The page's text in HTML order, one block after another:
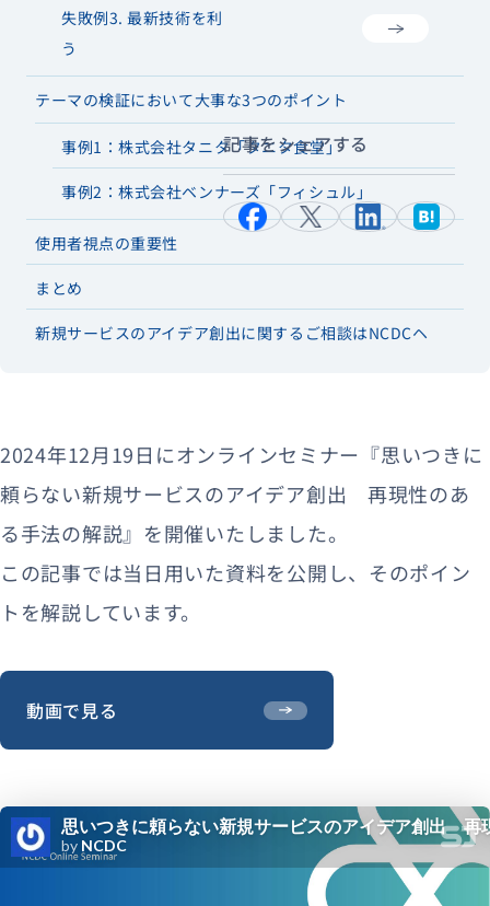
失敗例3. 最新技術を利用することが目的になってしま
う
テーマの検証において大事な3つのポイント
事例1：株式会社タニタ「タニタ食堂」
事例2：株式会社ベンナーズ「フィシュル」
使用者視点の重要性
まとめ
新規サービスのアイデア創出に関するご相談はNCDCヘ
2024年12月19日にオンラインセミナー『思いつきに
頼らない新規サービスのアイデア創出 再現性のあ
る手法の解説』を開催いたしました。
この記事では当日用いた資料を公開し、そのポイン
トを解説しています。
動画で見る
記事をシェアする